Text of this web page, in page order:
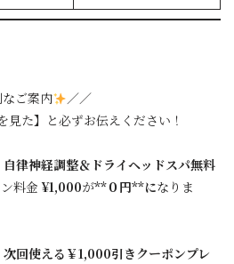
ご案内
／／
た】と必ずお伝えください！
律神経調整＆ドライヘッドスパ無料
料金 ¥1,000が**０円**になりま
回使える￥1,000引きクーポンプレ